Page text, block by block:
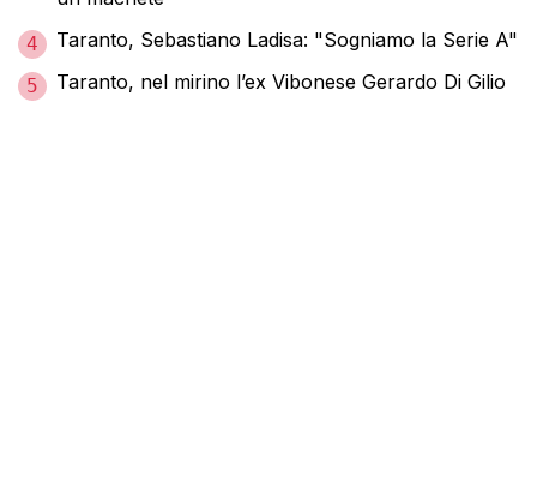
4 Taranto, Sebastiano Ladisa: "Sogniamo la Serie A"
5 Taranto, nel mirino l’ex Vibonese Gerardo Di Gilio